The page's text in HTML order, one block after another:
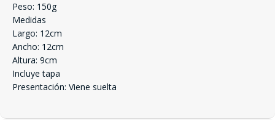
Peso: 150g
Medidas
Largo: 12cm
Ancho: 12cm
Altura: 9cm
Incluye tapa
Presentación: Viene suelta